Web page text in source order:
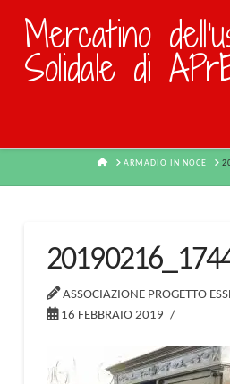
Mercatino
Solidale di
HOMEARMADIO IN NOCE
ASSOCIAZIONE PROGETTO
16 FEBBRAIO 2019